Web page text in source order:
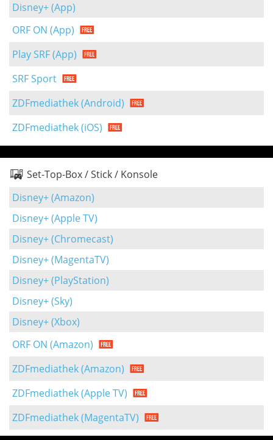
Disney+ (App)
ORF ON (App)
Play SRF (App)
SRF Sport
ZDFmediathek (Android)
ZDFmediathek (iOS)
Set-Top-Box / Stick / Konsole
Disney+ (Amazon)
Disney+ (Apple TV)
Disney+ (Chromecast)
Disney+ (MagentaTV)
Disney+ (PlayStation)
Disney+ (Sky)
Disney+ (Xbox)
ORF ON (Amazon)
ZDFmediathek (Amazon)
ZDFmediathek (Apple TV)
ZDFmediathek (MagentaTV)